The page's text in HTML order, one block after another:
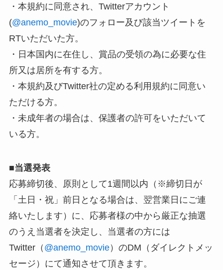
・本規約に同意され、Twitterアカウント
(@anemo_movie)のフォロー及び該当ツイートを
RTいただいた方。
・日本国内に在住し、賞品の受領の為に必要な住
所又は居所を有する方。
・本規約及びTwitter社の定める利用規約に同意い
ただける方。
・未成年者の場合は、保護者の許可をいただいて
いる方。
■当選発表
応募締切後、原則として1週間以内（※締切日が
「土日・祝」前日となる場合は、翌営業日にご連
絡いたします）に、応募者様の中から厳正な抽選
のうえ当選者を決定し、当選者の方には
Twitter（ @anemo_movie）のDM（ダイレクトメッ
セージ）にて通知させて頂きます。